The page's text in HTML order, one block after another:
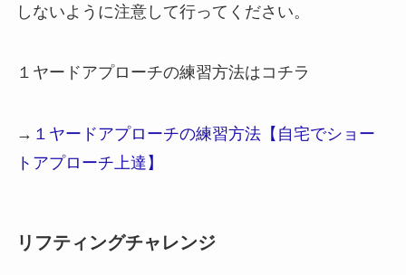
しないように注意して行ってください。
１ヤードアプローチの練習方法はコチラ
→ １ヤードアプローチの練習方法【自宅でショー
トアプローチ上達】
リフティングチャレンジ